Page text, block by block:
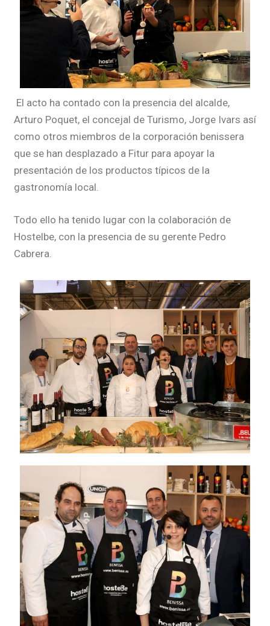
El acto ha contado con la presencia del alcalde,
Arturo Poquet, el concejal de Turismo, Jorge Ivars así
como otros miembros de la corporación benissera
que se han desplazado a Fitur para apoyar la
presentación de los productos típicos de la
gastronomía local.
Todo ello ha tenido lugar con la colaboración de
Hostelbe, con la presencia de su gerente Pedro
Cabrera.